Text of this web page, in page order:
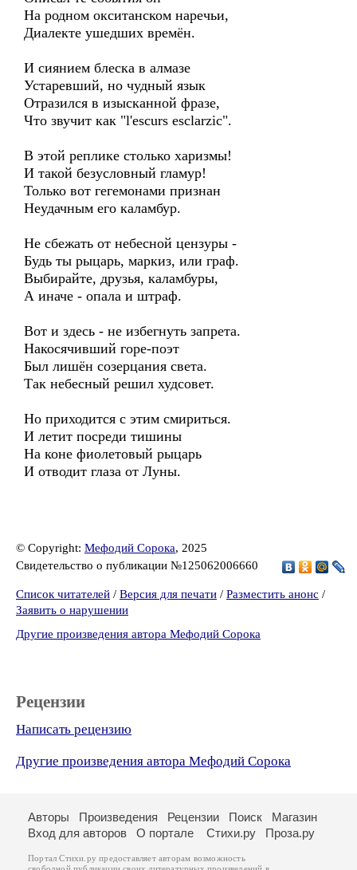
На родном окситанском наречьи,
Диалекте ушедших времён.
И сиянием блеска в алмазе
Устаревший, но чудный язык
Отразился в изысканной фразе,
Что звучит как "l'escurs esclarzic".
В этой реплике столько харизмы!
И такой безусловный гламур!
Только вот гегемонами признан
Неудачным его каламбур.
Не сбежать от небесной цензуры -
Будь ты рыцарь, маркиз, или граф.
Выбирайте, друзья, каламбуры,
А иначе - опала и штраф.
Вот и здесь - не избегнуть запрета.
Накосячивший горе-поэт
Был лишён созерцания света.
Так небесный решил худсовет.
Но приходится с этим смириться.
И летит посреди тишины
На коне фиолетовый рыцарь
И отводит глаза от Луны.
© Copyright: Мефодий Сорока, 2025
Свидетельство о публикации №125062006660
Список читателей / Версия для печати / Разместить анонс /
Заявить о нарушении
Другие произведения автора Мефодий Сорока
Рецензии
Написать рецензию
Другие произведения автора Мефодий Сорока
Авторы Произведения Рецензии Поиск
Магазин
Вход для авторов
О портале Стихи.ру Проза.ру
Портал Стихи.ру предоставляет авторам возможность